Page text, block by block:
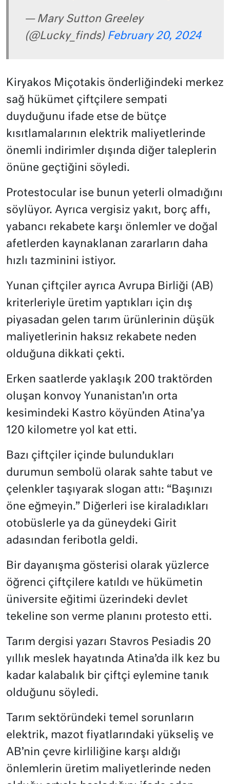
— Mary Sutton Greeley
(@Lucky_finds) February 20, 2024
Kiryakos Miçotakis önderliğindeki merkez
sağ hükümet çiftçilere sempati
duyduğunu ifade etse de bütçe
kısıtlamalarının elektrik maliyetlerinde
önemli indirimler dışında diğer taleplerin
önüne geçtiğini söyledi.
Protestocular ise bunun yeterli olmadığını
söylüyor. Ayrıca vergisiz yakıt, borç affı,
yabancı rekabete karşı önlemler ve doğal
afetlerden kaynaklanan zararların daha
hızlı tazminini istiyor.
Yunan çiftçiler ayrıca Avrupa Birliği (AB)
kriterleriyle üretim yaptıkları için dış
piyasadan gelen tarım ürünlerinin düşük
maliyetlerinin haksız rekabete neden
olduğuna dikkati çekti.
Erken saatlerde yaklaşık 200 traktörden
oluşan konvoy Yunanistan’ın orta
kesimindeki Kastro köyünden Atina’ya
120 kilometre yol kat etti.
Bazı çiftçiler içinde bulundukları
durumun sembolü olarak sahte tabut ve
çelenkler taşıyarak slogan attı: “Başınızı
öne eğmeyin.” Diğerleri ise kiraladıkları
otobüslerle ya da güneydeki Girit
adasından feribotla geldi.
Bir dayanışma gösterisi olarak yüzlerce
öğrenci çiftçilere katıldı ve hükümetin
üniversite eğitimi üzerindeki devlet
tekeline son verme planını protesto etti.
Tarım dergisi yazarı Stavros Pesiadis 20
yıllık meslek hayatında Atina’da ilk kez bu
kadar kalabalık bir çiftçi eylemine tanık
olduğunu söyledi.
Tarım sektöründeki temel sorunların
elektrik, mazot fiyatlarındaki yükseliş ve
AB’nin çevre kirliliğine karşı aldığı
önlemlerin üretim maliyetlerinde neden